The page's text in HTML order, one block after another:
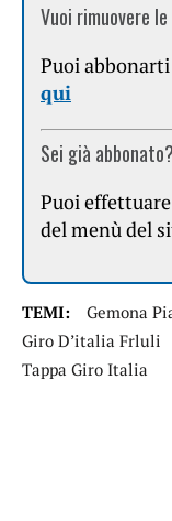
Vuoi rimuovere
Puoi abbonarti
qui
Sei già abbonato?
Puoi
del menù del
TEMI: Gemona
Giro D’italia Frluli
Tappa Giro Italia